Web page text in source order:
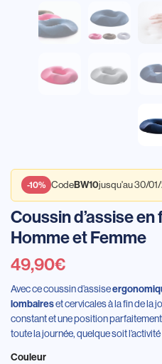
-10% CodeBW10jusqu'au 30/
Coussin d’assise
Homme et Femme
49,90€
Avec ce coussin d’assise
lombaireset cervicales à la fin de la
constant et une position
toute la journée, quelque soit
Couleur